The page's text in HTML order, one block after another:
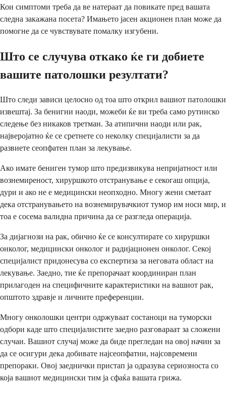
Кои симптоми треба да ве натераат да повикате пред вашата
следна закажана посета? Имањето јасен акционен план може да
помогне да се чувствувате помалку изгубени.
Што се случува откако ќе ги добиете
вашите патолошки резултати?
Што следи зависи целосно од тоа што открил вашиот патолошки
извештај. За бенигни наоди, можеби ќе ви треба само рутинско
следење без никаков третман. За атипични наоди или рак,
најверојатно ќе се сретнете со неколку специјалисти за да
развиете сеопфатен план за лекување.
Ако имате бениген тумор што предизвикува непријатност или
вознемиреност, хируршкото отстранување е секогаш опција,
дури и ако не е медицински неопходно. Многу жени сметаат
дека отстранувањето на вознемирувачкиот тумор им носи мир, и
тоа е сосема валидна причина да се разгледа операција.
За дијагнози на рак, обично ќе се консултирате со хируршки
онколог, медицински онколог и радијационен онколог. Секој
специјалист придонесува со експертиза за неговата област на
лекување. Заедно, тие ќе препорачаат координиран план
прилагоден на специфичните карактеристики на вашиот рак,
општото здравје и личните преференции.
Многу онколошки центри одржуваат состаноци на туморски
одбори каде што специјалистите заедно разговараат за сложени
случаи. Вашиот случај може да биде прегледан на овој начин за
да се осигури дека добивате најсеопфатни, најсовремени
препораки. Овој заеднички пристап ја одразува сериозноста со
која вашиот медицински тим ја сфаќа вашата грижа.